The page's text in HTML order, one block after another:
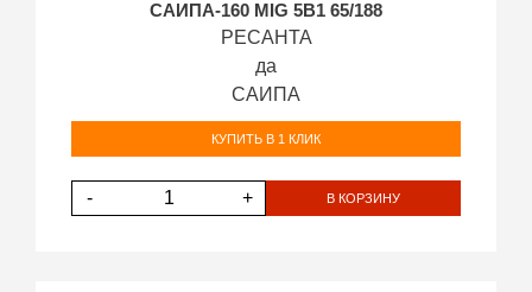
САИПА-160 MIG 5В1 65/188
РЕСАНТА
да
САИПА
КУПИТЬ В 1 КЛИК
- + В КОРЗИНУ